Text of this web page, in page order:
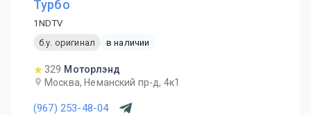
Турбо
1NDTV
б.у. оригинал
в наличии
329 Моторлэнд
Москва, Неманский пр-д, 4к1
(967) 253-48-04